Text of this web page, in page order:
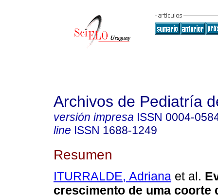
Archivos de Pediatría
versión impresa ISSN 0004-
line ISSN 1688-1249
Resumen
ITURRALDE, Adriana et al.
crescimento de uma coorte